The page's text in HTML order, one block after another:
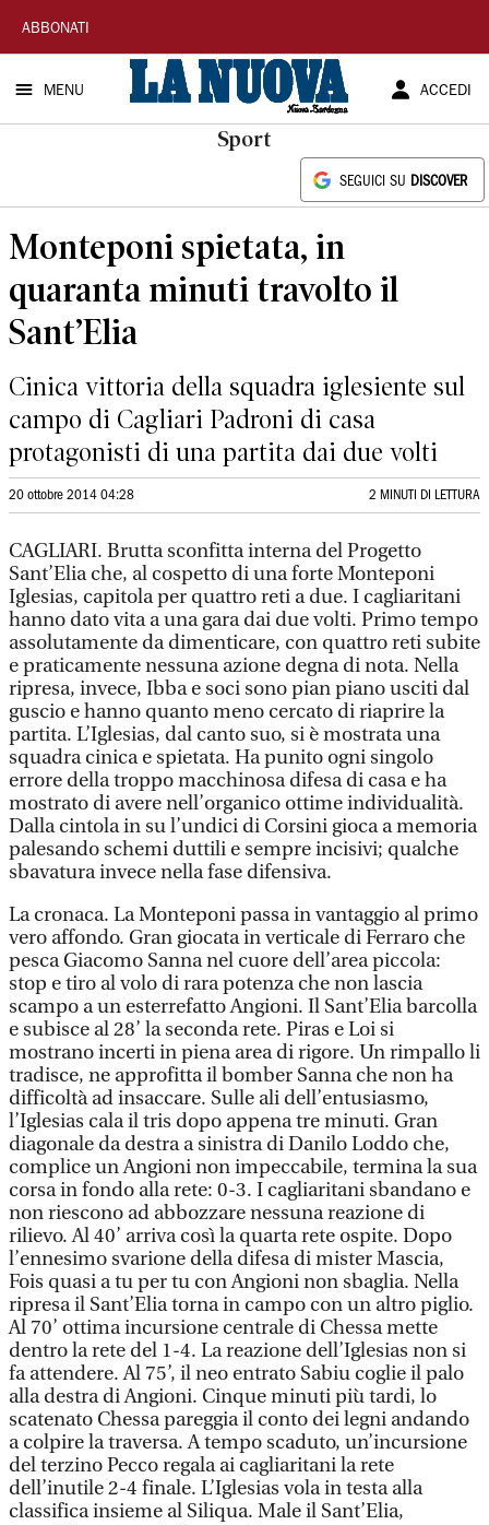
La
Nuova
Sardegna
ABBONATI
MENU ACCEDI
Sport
SEGUICI SU DISCOVER
Monteponi spietata, in
quaranta minuti travolto il
Sant’Elia
Cinica vittoria della squadra iglesiente sul
campo di Cagliari Padroni di casa
protagonisti di una partita dai due volti
20 ottobre 2014 04:28 2 MINUTI DI LETTURA
CAGLIARI. Brutta sconfitta interna del Progetto
Sant’Elia che, al cospetto di una forte Monteponi
Iglesias, capitola per quattro reti a due. I cagliaritani
hanno dato vita a una gara dai due volti. Primo tempo
assolutamente da dimenticare, con quattro reti subite
e praticamente nessuna azione degna di nota. Nella
ripresa, invece, Ibba e soci sono pian piano usciti dal
guscio e hanno quanto meno cercato di riaprire la
partita. L’Iglesias, dal canto suo, si è mostrata una
squadra cinica e spietata. Ha punito ogni singolo
errore della troppo macchinosa difesa di casa e ha
mostrato di avere nell’organico ottime individualità.
Dalla cintola in su l’undici di Corsini gioca a memoria
palesando schemi duttili e sempre incisivi; qualche
sbavatura invece nella fase difensiva.
La cronaca. La Monteponi passa in vantaggio al primo
vero affondo. Gran giocata in verticale di Ferraro che
pesca Giacomo Sanna nel cuore dell’area piccola:
stop e tiro al volo di rara potenza che non lascia
scampo a un esterrefatto Angioni. Il Sant’Elia barcolla
e subisce al 28’ la seconda rete. Piras e Loi si
mostrano incerti in piena area di rigore. Un rimpallo li
tradisce, ne approfitta il bomber Sanna che non ha
difficoltà ad insaccare. Sulle ali dell’entusiasmo,
l’Iglesias cala il tris dopo appena tre minuti. Gran
diagonale da destra a sinistra di Danilo Loddo che,
complice un Angioni non impeccabile, termina la sua
corsa in fondo alla rete: 0-3. I cagliaritani sbandano e
non riescono ad abbozzare nessuna reazione di
rilievo. Al 40’ arriva così la quarta rete ospite. Dopo
l’ennesimo svarione della difesa di mister Mascia,
Fois quasi a tu per tu con Angioni non sbaglia. Nella
ripresa il Sant’Elia torna in campo con un altro piglio.
Al 70’ ottima incursione centrale di Chessa mette
dentro la rete del 1-4. La reazione dell’Iglesias non si
fa attendere. Al 75’, il neo entrato Sabiu coglie il palo
alla destra di Angioni. Cinque minuti più tardi, lo
scatenato Chessa pareggia il conto dei legni andando
a colpire la traversa. A tempo scaduto, un’incursione
del terzino Pecco regala ai cagliaritani la rete
dell’inutile 2-4 finale. L’Iglesias vola in testa alla
classifica insieme al Siliqua. Male il Sant’Elia,